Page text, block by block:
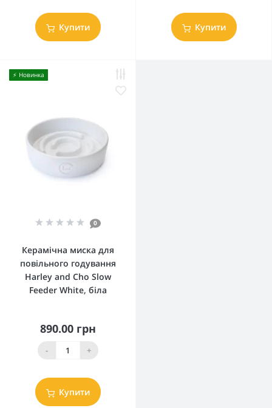
Купити Купити
⚡️ Новинка
0
Керамічна миска для
повільного годування
Harley and Cho Slow
Feeder White, біла
890.00 грн
- +
Купити